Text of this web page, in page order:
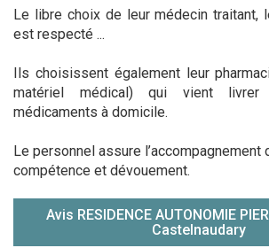
Le libre choix de leur médecin traitant,
est respecté ...
Ils choisissent également leur
matériel médical) qui vient livrer
médicaments à domicile.
Le personnel assure
compétence et dévouement.
Avis RESIDENCE AUTONOMIE
Castelnaudary